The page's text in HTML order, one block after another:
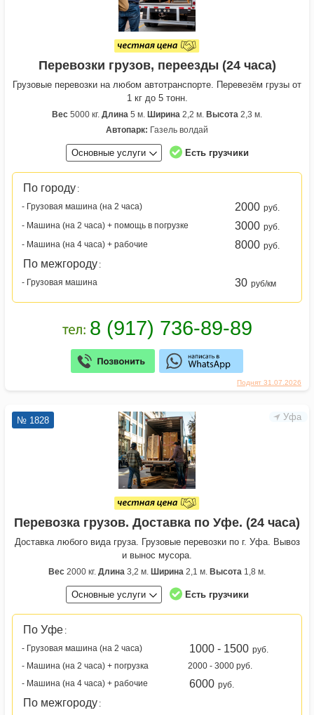
Поднят 31.07.2026
Перевозки грузов, переезды (24 часа)
Грузовые перевозки на любом автотранспорте. Перевезём грузы от
1 кг до 5 тонн.
Вес 5000 кг. Длина 5 м. Ширина 2,2 м. Высота 2,3 м.
Автопарк: Газель волдай
Основные услуги Есть грузчики
По городу :
- Грузовая машина (на 2 часа)
2000 руб.
- Машина (на 2 часа) + помощь в погрузке
3000 руб.
- Машина (на 4 часа) + рабочие
8000 руб.
По межгороду :
- Грузовая машина
30 руб/км
Уфа
№ 1828
Перевозка грузов. Доставка по Уфе. (24 часа)
Доставка любого вида груза. Грузовые перевозки по г. Уфа. Вывоз
и вынос мусора.
Вес 2000 кг. Длина 3,2 м. Ширина 2,1 м. Высота 1,8 м.
Основные услуги Есть грузчики
По Уфе :
- Грузовая машина (на 2 часа)
1000 - 1500 руб.
- Машина (на 2 часа) + погрузка
2000 - 3000 руб.
- Машина (на 4 часа) + рабочие
6000 руб.
По межгороду :